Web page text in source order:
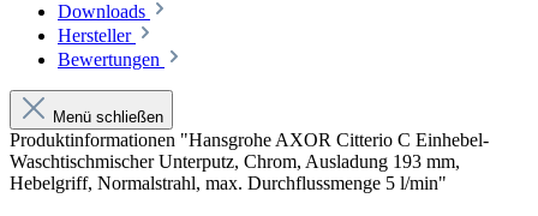
Downloads
Hersteller
Bewertungen
Menü schließen
Produktinformationen "Hansgrohe AXOR Citterio C Einhebel-
Waschtischmischer Unterputz, Chrom, Ausladung 193 mm,
Hebelgriff, Normalstrahl, max. Durchflussmenge 5 l/min"